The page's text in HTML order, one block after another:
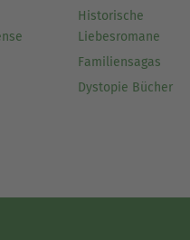
Historische
Liebesromane
Familiensagas
Dystopie Bücher